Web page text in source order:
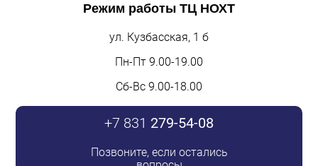
Режим работы ТЦ НОХТ
ул. Кузбасская, 1 б
Пн-Пт 9.00-19.00
Сб-Вс 9.00-18.00
+7 831 279-54-08
Позвоните, если остались